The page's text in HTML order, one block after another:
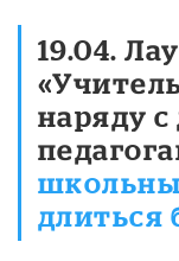
19.04.
наряду
длиться